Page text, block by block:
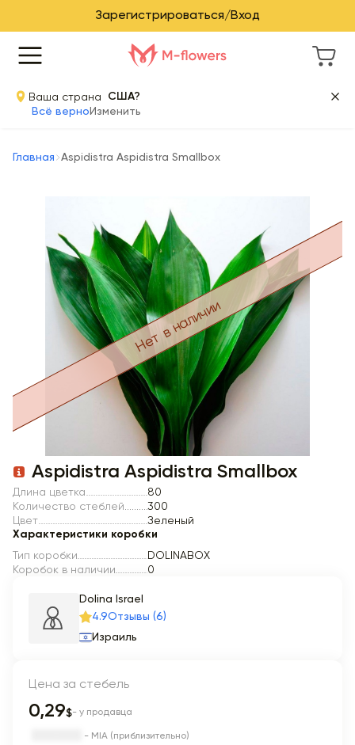
Зарегистрироваться/Вход
Ваша страна
США?
Всё верно Изменить
Главная Aspidistra Aspidistra Smallbox
Item 1 of 1
Нет в наличии
Aspidistra Aspidistra Smallbox
Длина цветка
80
Количество стеблей
300
Цвет
Зеленый
Характеристики коробки
Тип коробки
DOLINABOX
Коробок в наличии
0
Dolina Israel
4.9Отзывы (6)
Израиль
Цена за стебель
0,29$- у продавца
- MIA (приблизительно)